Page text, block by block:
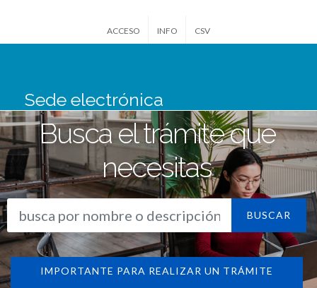
ACCESO INFO CSV
Sede electrónica
San Lorenzo de El
Escorial
Busca el trámite que
necesitas
BUSCAR
IMPORTANTE PARA REALIZAR UN TRÁMITE